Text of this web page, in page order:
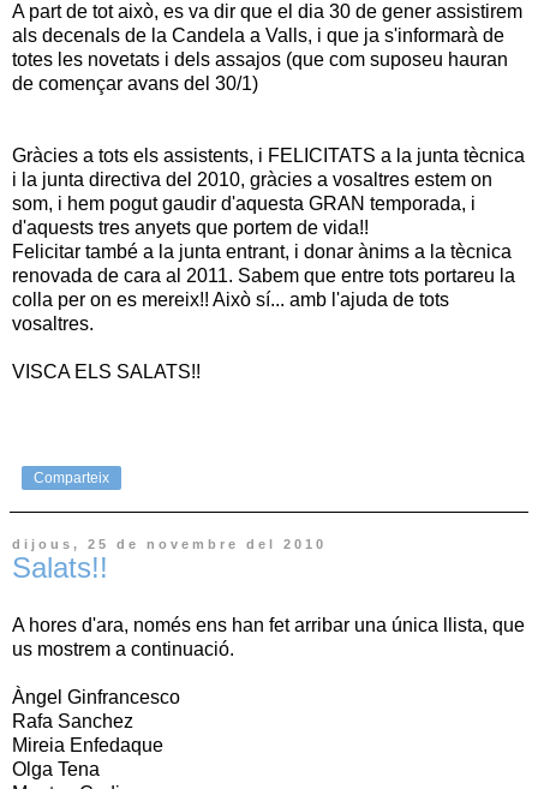
A part de tot això, es va dir que el dia 30 de gener assistirem
als decenals de la Candela a Valls, i que ja s'informarà de
totes les novetats i dels assajos (que com suposeu hauran
de començar avans del 30/1)
Gràcies a tots els assistents, i FELICITATS a la junta tècnica
i la junta directiva del 2010, gràcies a vosaltres estem on
som, i hem pogut gaudir d'aquesta GRAN temporada, i
d'aquests tres anyets que portem de vida!!
Felicitar també a la junta entrant, i donar ànims a la tècnica
renovada de cara al 2011. Sabem que entre tots portareu la
colla per on es mereix!! Això sí... amb l'ajuda de tots
vosaltres.
VISCA ELS SALATS!!
Comparteix
dijous, 25 de novembre del 2010
Salats!!
A hores d'ara, només ens han fet arribar una única llista, que
us mostrem a continuació.
Àngel Ginfrancesco
Rafa Sanchez
Mireia Enfedaque
Olga Tena